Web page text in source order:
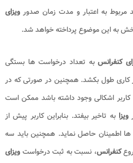
مربوط به اعتبار و مدت زمان صدور ویزای
به این موضوع پرداخته خواهد شد.
کنفرانسبه تعداد درخواست ها بستگی
و ممکن است حدود 14 روز کاری طول بکشد. همچنین در صورتی که در
کاربر اشکالی وجود داشته باشد ممکن است
ویزابه تاخیر بیفتد. بنابراین کاربر پیش از
اطمینان حاصل نماید. همچنین باید سه
کنفرانس، نسبت به ثبت درخواست ویزای